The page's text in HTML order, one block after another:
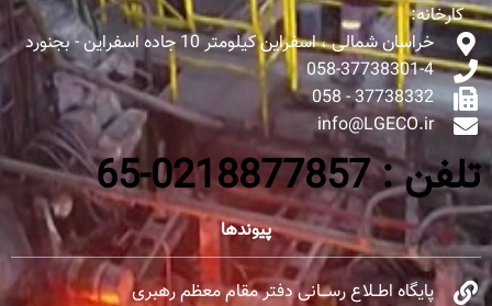
کارخانه:
خراسان شمالی ، اسفراین کیلومتر 10 جاده اسفراین - بجنورد
058-37738301-4
37738332 - 058
info@LGECO.ir
تلفن : 0218877857-65
پیوندها
پایگاه اطــلاع رســـانی دفتر مقام معظم رهبری